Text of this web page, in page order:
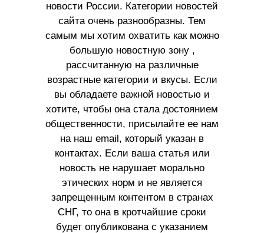
новости России. Категории новостей
сайта очень разнообразны. Тем
самым мы хотим охватить как можно
большую новостную зону ,
рассчитанную на различные
возрастные категории и вкусы. Если
вы обладаете важной новостью и
хотите, чтобы она стала достоянием
общественности, присылайте ее нам
на наш email, который указан в
контактах. Если ваша статья или
новость не нарушает морально
этических норм и не является
запрещенным контентом в странах
СНГ, то она в кротчайшие сроки
будет опубликована с указанием